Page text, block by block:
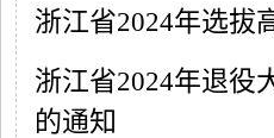
浙江省2024年选拔
浙江省2024年退役
的通知